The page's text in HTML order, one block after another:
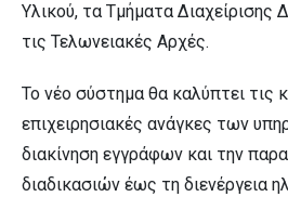
Υλικού, τα Τμήματα Διαχείρισης
τις Τελωνειακές Αρχές.
Το νέο σύστημα θα καλύπτει τις
επιχειρησιακές ανάγκες των
διακίνηση εγγράφων και την
διαδικασιών έως τη διενέργεια